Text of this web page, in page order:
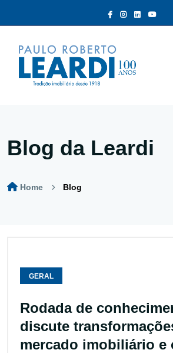
Blog da Leardi
Home Blog
GERAL
Rodada de
discute
mercado imobiliário e